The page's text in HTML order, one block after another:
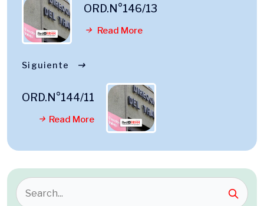
ORD.N°146/13
Read More
Siguiente
ORD.N°144/11
Read More